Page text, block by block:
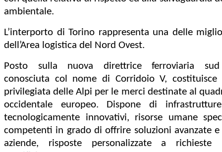
ambientale.
L’interporto di Torino rappresenta una delle
dell’Area logistica del Nord Ovest.
Posto sulla nuova direttrice ferroviaria sud
conosciuta col nome di Corridoio V, costituisce
privilegiata delle Alpi per le merci destinate al
occidentale europeo. Dispone di
tecnologicamente innovativi, risorse umane
competenti in grado di offrire soluzioni avanzate e
aziende, risposte personalizzate a richieste